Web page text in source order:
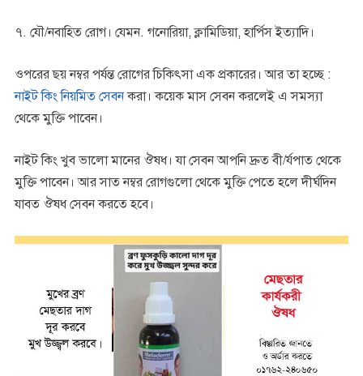
৭. যৌ/নবাহিত রোগ। যেমন. গনোরিয়া, ক্লামিডিয়া, হার্পিস ইত্যাদি।
ওপরের ছয় নম্বর পর্যন্ত রোগের চিকিৎসা এক প্রকারের। আর তা হচ্ছে :
নাইট কিং নিয়মিত সেবনকরা। কয়েক মাস সেবন করলেই এ সমস্যা
থেকে মুক্তি পাবেন।
নাইট কিং খুব ভালো মানের ঔষধ। যা সেবন আপনি দ্রুত বী/র্যপাত থেকে
মুক্তি পাবেন। আর সাত নম্বর রোগগুলো থেকে মুক্তি পেতে হলে দীর্ঘদিন
যাবত ঔষধ সেবন করতে হবে।